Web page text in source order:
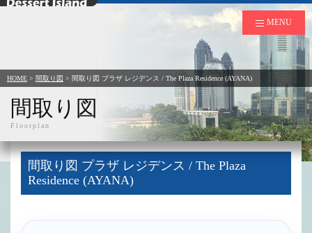
デザートアイランド
MENU
HOME > 間取り図 > 間取り図 プラザ レジデンス / The Plaza Residence (AYANA)
間取り図
Floorplan
間取り図 プラザ レジデンス / The Plaza
Residence (AYANA)